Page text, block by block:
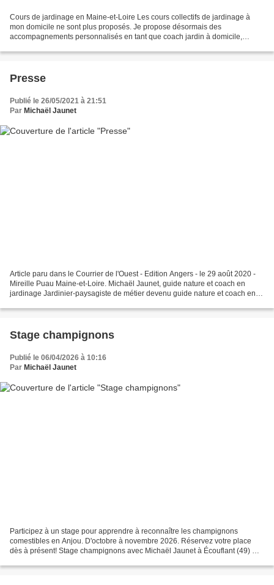
Cours de jardinage en Maine-et-Loire Les cours collectifs de jardinage à
mon domicile ne sont plus proposés. Je propose désormais des
accompagnements personnalisés en tant que coach jardin à domicile,
Presse
Publié le 26/05/2021 à 21:51
Par Michaël Jaunet
Article paru dans le Courrier de l'Ouest - Edition Angers - le 29 août 2020 -
Mireille Puau Maine-et-Loire. Michaël Jaunet, guide nature et coach en
jardinage Jardinier-paysagiste de métier devenu guide nature et coach en
Stage champignons
Publié le 06/04/2026 à 10:16
Par Michaël Jaunet
Participez à un stage pour apprendre à reconnaître les champignons
comestibles en Anjou. D'octobre à novembre 2026. Réservez votre place
dès à présent! Stage champignons avec Michaël Jaunet à Écouflant (49) Ce